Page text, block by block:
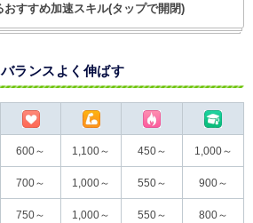
すすめ加速スキル(タップで開閉)
ランスよく伸ばす
600～ 1,100～ 450～ 1,000～
700～ 1,000～ 550～ 900～
750～ 1,000～ 550～ 800～